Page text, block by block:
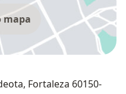
mapa
Fortaleza 60150-